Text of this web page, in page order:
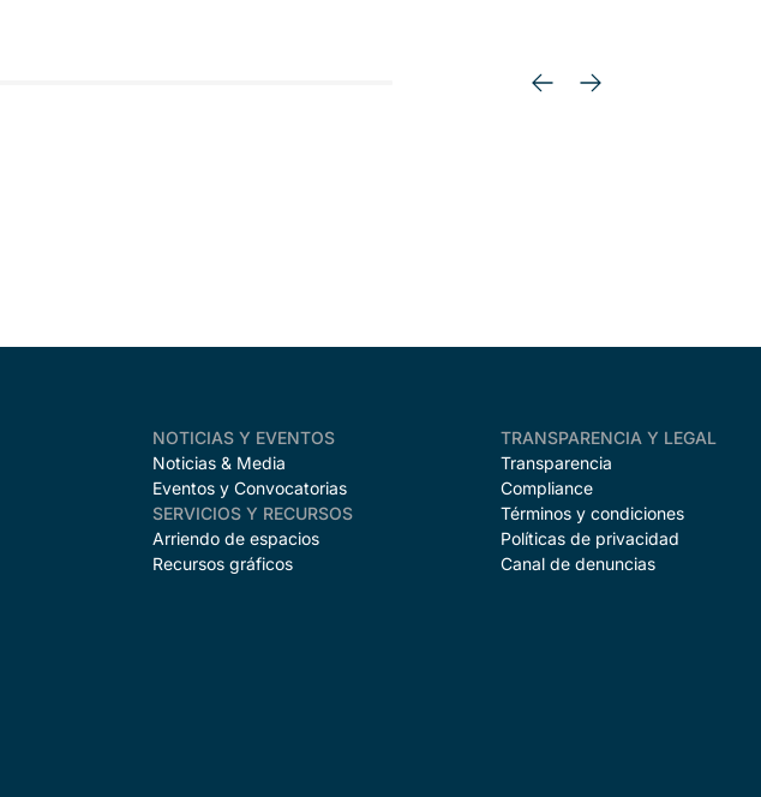
NOTICIAS Y EVENTOS
Noticias & Media
Eventos y Convocatorias
SERVICIOS Y RECURSOS
Arriendo de espacios
Recursos gráficos
TRANSPARENCIA Y LEGAL
Transparencia
Compliance
Términos y condiciones
Políticas de privacidad
Canal de denuncias